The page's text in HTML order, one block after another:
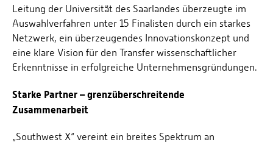
Leitung der Universität des Saarlandes überzeugte im
Auswahlverfahren unter 15 Finalisten durch ein starkes
Netzwerk, ein überzeugendes Innovationskonzept und
eine klare Vision für den Transfer wissenschaftlicher
Erkenntnisse in erfolgreiche Unternehmensgründungen.
Starke Partner – grenzüberschreitende
Zusammenarbeit
„Southwest X“ vereint ein breites Spektrum an